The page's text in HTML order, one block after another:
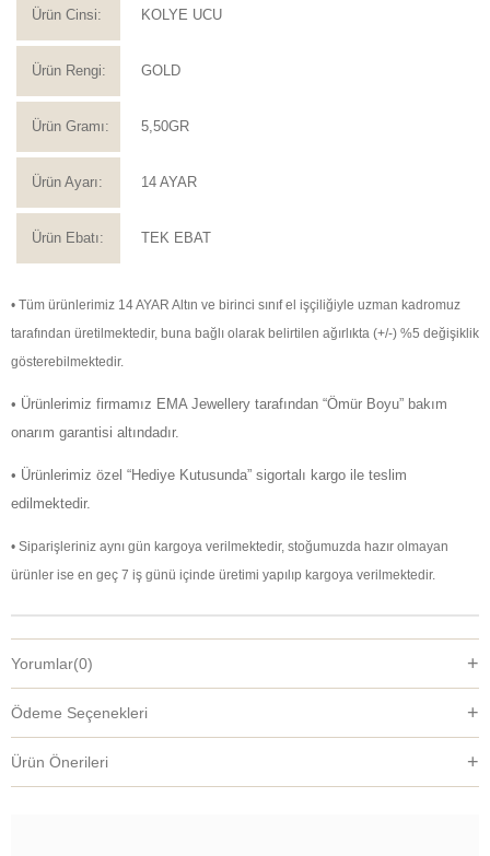
Ürün Cinsi: KOLYE UCU
Ürün Rengi: GOLD
Ürün Gramı: 5,50GR
Ürün Ayarı: 14 AYAR
Ürün Ebatı: TEK EBAT
• Tüm ürünlerimiz 14 AYAR Altın ve birinci sınıf el işçiliğiyle uzman kadromuz
tarafından üretilmektedir, buna bağlı olarak belirtilen ağırlıkta (+/-) %5 değişiklik
gösterebilmektedir.
• Ürünlerimiz firmamız EMA Jewellery tarafından “Ömür Boyu” bakım
onarım garantisi altındadır.
• Ürünlerimiz özel “Hediye Kutusunda” sigortalı kargo ile teslim
edilmektedir.
• Siparişleriniz aynı gün kargoya verilmektedir, stoğumuzda hazır olmayan
ürünler ise en geç 7 iş günü içinde üretimi yapılıp kargoya verilmektedir.
Yorumlar(0)
Ödeme Seçenekleri
Ürün Önerileri